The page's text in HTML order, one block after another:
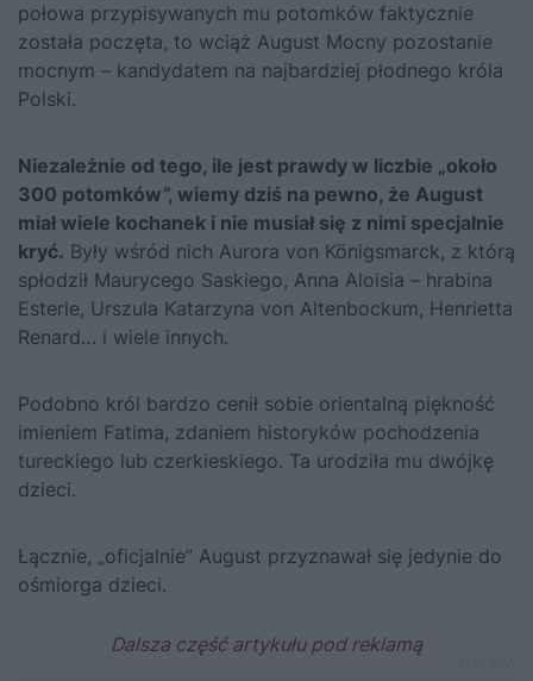
połowa przypisywanych mu potomków faktycznie
została poczęta, to wciąż August Mocny pozostanie
mocnym – kandydatem na najbardziej płodnego króla
Polski.
Niezależnie od tego, ile jest prawdy w liczbie „około
300 potomków”, wiemy dziś na pewno, że August
miał wiele kochanek i nie musiał się z nimi specjalnie
kryć. Były wśród nich Aurora von Königsmarck, z którą
spłodził Maurycego Saskiego, Anna Aloisia – hrabina
Esterle, Urszula Katarzyna von Altenbockum, Henrietta
Renard… i wiele innych.
Podobno król bardzo cenił sobie orientalną piękność
imieniem Fatima, zdaniem historyków pochodzenia
tureckiego lub czerkieskiego. Ta urodziła mu dwójkę
dzieci.
Łącznie, „oficjalnie” August przyznawał się jedynie do
ośmiorga dzieci.